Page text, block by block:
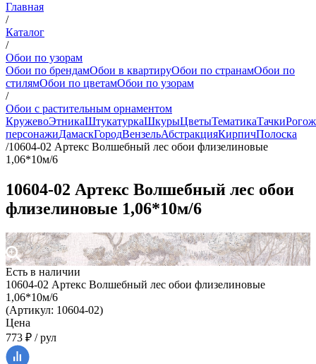
Главная
/
Каталог
/
Обои по узорам
Обои по брендамОбои в квартируОбои по странамОбои по
стилямОбои по цветамОбои по узорам
/
Обои с растительным орнаментом
КружевоЭтникаШтукатуркаШкурыЦветыТематикаТачки
персонажиДамаскГородВензельАбстракцияКирпичПолоска
/10604-02 Артекс Волшебный лес обои флизелиновые
1,06*10м/6
10604-02 Артекс Волшебный лес обои
флизелиновые 1,06*10м/6
Есть в наличии
10604-02 Артекс Волшебный лес обои флизелиновые
1,06*10м/6
(Артикул: 10604-02)
Цена
773 ₽ / рул